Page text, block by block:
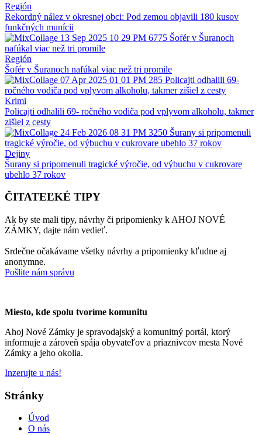
Región
Rekordný nález v okresnej obci: Pod zemou objavili 180 kusov
funkčných munícii
Región
Šofér v Šuranoch nafúkal viac než tri promile
Krimi
Policajti odhalili 69- ročného vodiča pod vplyvom alkoholu, takmer
zišiel z cesty
Dejiny
Šurany si pripomenuli tragické výročie, od výbuchu v cukrovare
ubehlo 37 rokov
ČITATEĽKÉ TIPY
Ak by ste mali tipy, návrhy či pripomienky k AHOJ NOVÉ
ZÁMKY, dajte nám vedieť.
Srdečne očakávame všetky návrhy a pripomienky kľudne aj
anonymne.
Pošlite nám správu
Miesto, kde spolu tvoríme komunitu
Ahoj Nové Zámky je spravodajský a komunitný portál, ktorý
informuje a zároveň spája obyvateľov a priaznivcov mesta Nové
Zámky a jeho okolia.
Inzerujte u nás!
Stránky
Úvod
O nás